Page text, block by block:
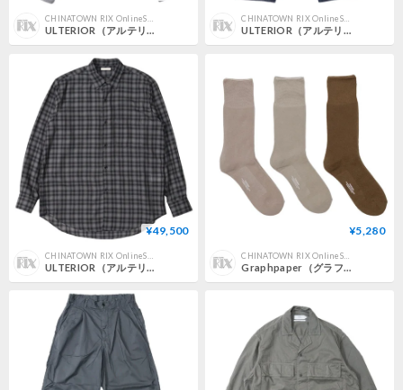
CHINATOWN RIX OnlineStore
ULTERIOR（アルテリア）"FADED SILKY TERRY RW ZIP UP PARKA"
CHINATOWN RIX OnlineStore
ULTERIOR（アルテリア）"SELVEDGE DENIM 5P PANTS"
¥49,500
ULTERIOR（アルテリア）"SUPER LIGHT FADED CHECK SHIRT"
¥5,280
CHINATOWN RIX OnlineStore
Graphpaper（グラフペーパー）"Graphpaper 3-Pack Socks / MIX"